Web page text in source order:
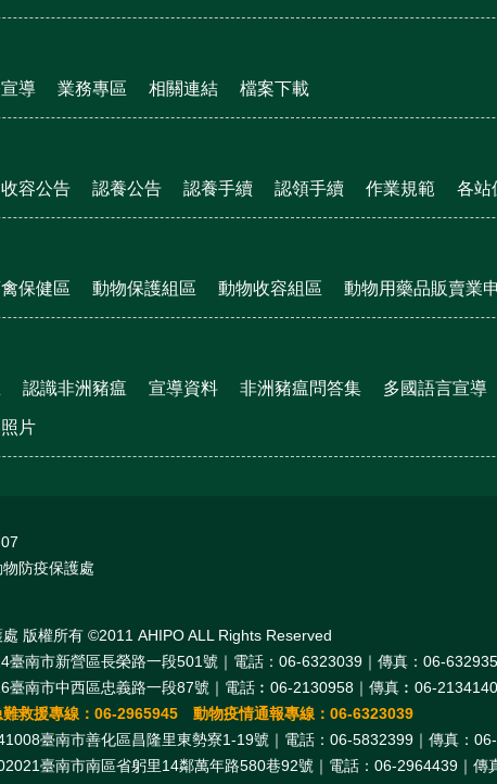
導 業務專區 相關連結 檔案下載
收容公告 認養公告 認養手續 認領手續 作業規範 各站
保健區 動物保護組區 動物收容組區 動物用藥品販賣業
認識非洲豬瘟 宣導資料 非洲豬瘟問答集 多國語言宣導
片
防疫保護處
版權所有 ©2011 AHIPO ALL Rights Reserved
臺南市新營區長榮路一段501號｜電話：06-6323039｜傳真：06-
臺南市中西區忠義路一段87號｜電話︰06-2130958｜傳真︰06-2134140
難救援專線：06-2965945 動物疫情通報專線：06-6323039
臺南市善化區昌隆里東勢寮1-19號｜電話：06-5832399｜傳真：
臺南市南區省躬里14鄰萬年路580巷92號｜電話：06-2964439｜傳